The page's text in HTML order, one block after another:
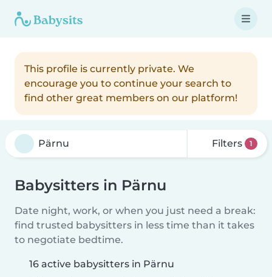
This profile is currently private. We
encourage you to continue your search to
find other great members on our platform!
Filters 1
Babysitters in Pärnu
Date night, work, or when you just need a break:
find trusted babysitters in less time than it takes
to negotiate bedtime.
16 active babysitters in Pärnu